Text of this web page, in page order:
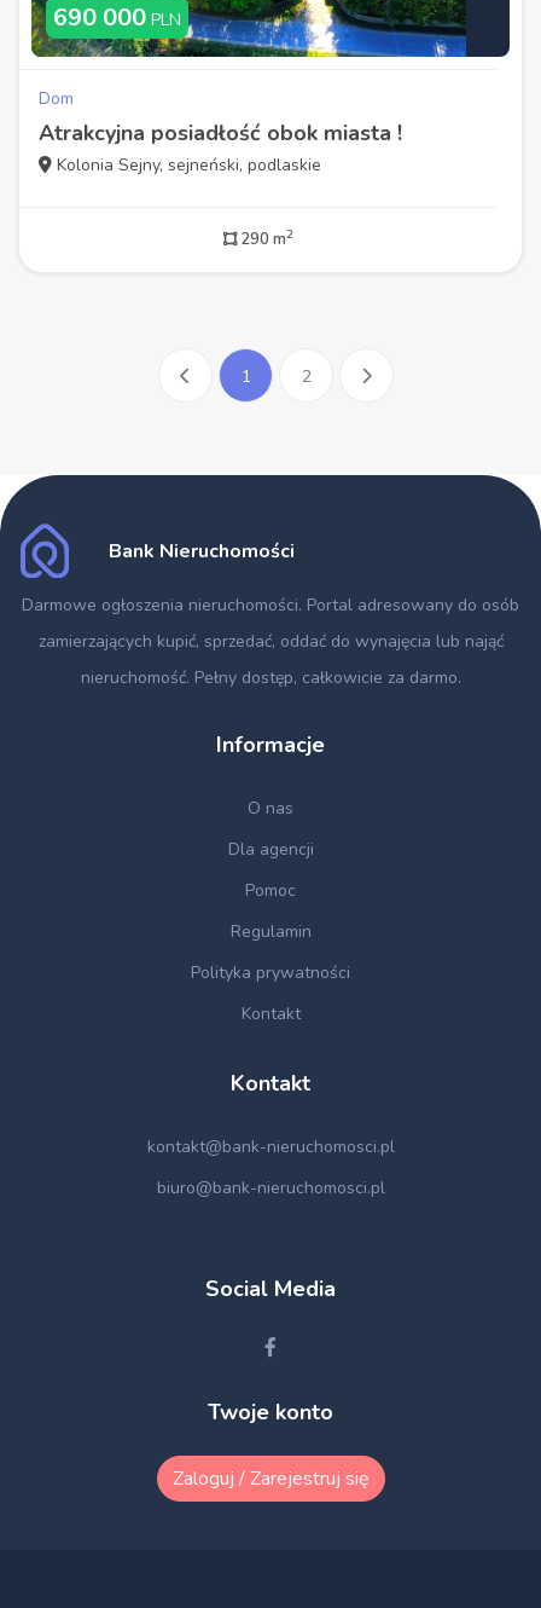
690 000 PLN
Dom
Atrakcyjna posiadłość obok miasta !
Kolonia Sejny, sejneński, podlaskie
290 m2
1 2
Bank Nieruchomości
Darmowe ogłoszenia nieruchomości. Portal adresowany do osób
zamierzających kupić, sprzedać, oddać do wynajęcia lub nająć
nieruchomość. Pełny dostęp, całkowicie za darmo.
Informacje
O nas
Dla agencji
Pomoc
Regulamin
Polityka prywatności
Kontakt
Kontakt
kontakt@bank-nieruchomosci.pl
biuro@bank-nieruchomosci.pl
Social Media
Twoje konto
Zaloguj / Zarejestruj się